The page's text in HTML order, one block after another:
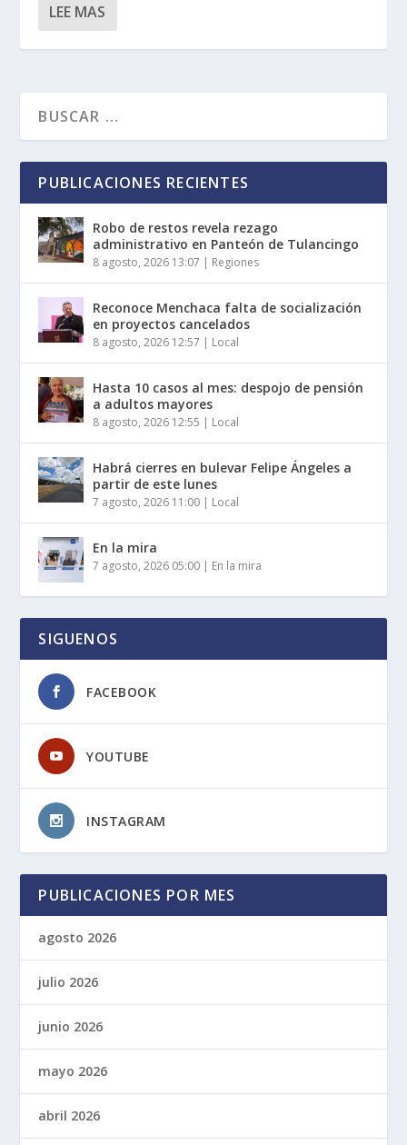
LEE MAS
PUBLICACIONES RECIENTES
Robo de restos revela rezago
administrativo en Panteón de Tulancingo
8 agosto, 2026 13:07 | Regiones
Reconoce Menchaca falta de socialización
en proyectos cancelados
8 agosto, 2026 12:57 | Local
Hasta 10 casos al mes: despojo de pensión
a adultos mayores
8 agosto, 2026 12:55 | Local
Habrá cierres en bulevar Felipe Ángeles a
partir de este lunes
7 agosto, 2026 11:00 | Local
En la mira
7 agosto, 2026 05:00 | En la mira
SIGUENOS
FACEBOOK
YOUTUBE
INSTAGRAM
PUBLICACIONES POR MES
agosto 2026
julio 2026
junio 2026
mayo 2026
abril 2026